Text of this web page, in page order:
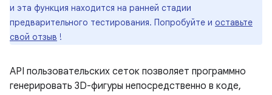
и эта функция находится на ранней стадии
предварительного тестирования. Попробуйте и оставьте
свой отзыв !
API пользовательских сеток позволяет программно
генерировать 3D-фигуры непосредственно в коде,